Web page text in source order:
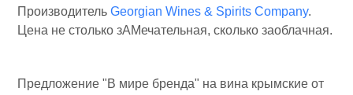
Производитель Georgian Wines & Spirits Company.
Цена не столько зАМечательная, сколько заоблачная.
Предложение "В мире бренда" на вина крымские от